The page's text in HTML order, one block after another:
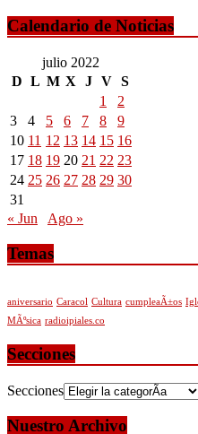
Calendario de Noticias
julio 2022
D L M X J V S
1
2
3
4 5 6 7 8
9
10 11 12 13 14 15 16
17 18 19 20 21 22 23
24 25 26 27 28 29 30
31
« Jun
Ago »
Temas
aniversario Caracol Cultura cumpleaÃ±os
MÃºsica radioipiales.co
Secciones
Secciones
Nuestro Archivo